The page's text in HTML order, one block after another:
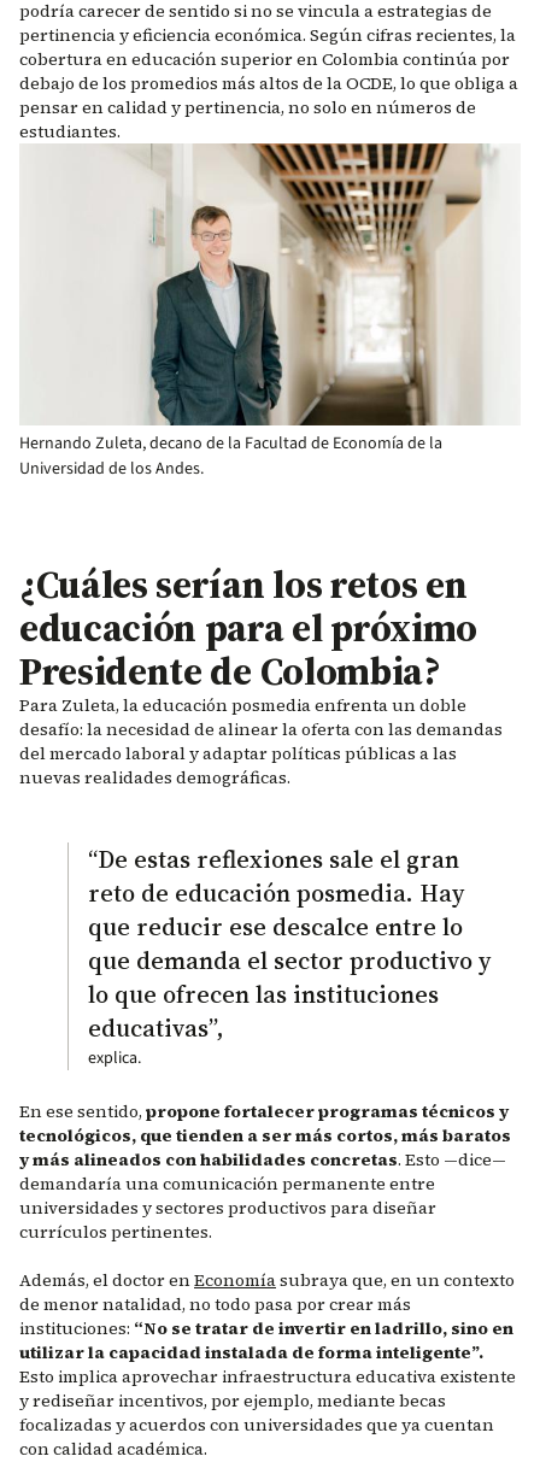
podría carecer de sentido si no se vincula a estrategias de
pertinencia y eficiencia económica. Según cifras recientes, la
cobertura en educación superior en Colombia continúa por
debajo de los promedios más altos de la OCDE, lo que obliga a
pensar en calidad y pertinencia, no solo en números de
estudiantes.
Hernando Zuleta, decano de la Facultad de Economía de la
Universidad de los Andes.
¿Cuáles serían los retos en
educación para el próximo
Presidente de Colombia?
Para Zuleta, la educación posmedia enfrenta un doble
desafío: la necesidad de alinear la oferta con las demandas
del mercado laboral y adaptar políticas públicas a las
nuevas realidades demográficas.
“De estas reflexiones sale el gran
reto de educación posmedia. Hay
que reducir ese descalce entre lo
que demanda el sector productivo y
lo que ofrecen las instituciones
educativas”,
explica.
En ese sentido, propone fortalecer programas técnicos y
tecnológicos, que tienden a ser más cortos, más baratos
y más alineados con habilidades concretas. Esto —dice—
demandaría una comunicación permanente entre
universidades y sectores productivos para diseñar
currículos pertinentes.
Además, el doctor enEconomíasubraya que, en un contexto
de menor natalidad, no todo pasa por crear más
instituciones: “No se tratar de invertir en ladrillo, sino en
utilizar la capacidad instalada de forma inteligente”.
Esto implica aprovechar infraestructura educativa existente
y rediseñar incentivos, por ejemplo, mediante becas
focalizadas y acuerdos con universidades que ya cuentan
con calidad académica.